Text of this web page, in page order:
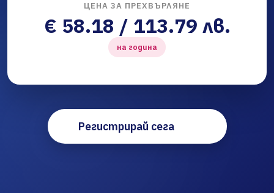
ЦЕНА ЗА ПРЕХВЪРЛЯНЕ
€ 58.18 / 113.79 лв.
на година
Регистрирай сега